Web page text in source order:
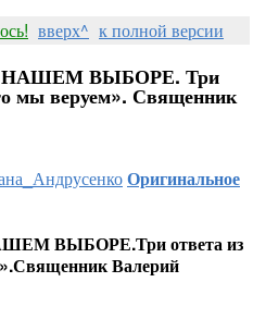
вверх^ к полной версии
ВЫБОРЕ. Три
мы веруем». Священник
Оригинальное
ВЫБОРЕ.Три ответа из
Валерий